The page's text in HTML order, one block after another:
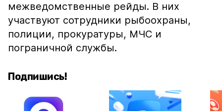
межведомственные рейды. В них
участвуют сотрудники рыбоохраны,
полиции, прокуратуры, МЧС и
пограничной службы.
Подпишись!